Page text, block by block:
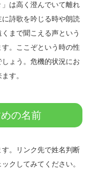
は高く澄んでいて離れ
詩歌を吟じる時や朗読
まで聞こえる声という
。ここぞという時の性
ょう。危機的状況にお
す。
の名前
す。リンク先で姓名判断
クしてみてください。